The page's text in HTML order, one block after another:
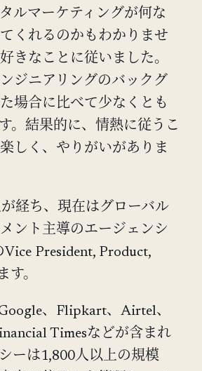
ルマーケティングが何な
くれるのかもわかりませ
きなことに従いました。
ジニアリングのバックグ
場合に比べて少なくとも
。結果的に、情熱に従うこ
しく、やりがいがありま
経ち、現在はグローバル
ント主導のエージェンシ
Vice President, Product,
す。
、Flipkart、Airtel、
Timesなどが含まれ
ーは1,800人以上の規模